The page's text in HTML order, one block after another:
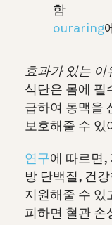
함
ouraring
효과가 있는 이
식단은 몸에 필
급하여 동맥을
보호해줄 수 있
연구에 따르면,
방 단백질, 건
지원해줄 수 있
피하면 혈관 손